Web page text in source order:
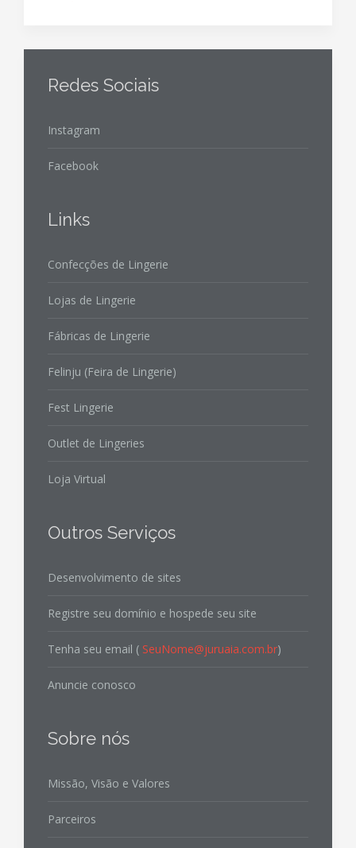
Redes Sociais
Instagram
Facebook
Links
Confecções de Lingerie
Lojas de Lingerie
Fábricas de Lingerie
Felinju (Feira de Lingerie)
Fest Lingerie
Outlet de Lingeries
Loja Virtual
Outros Serviços
Desenvolvimento de sites
Registre seu domínio e hospede seu site
Tenha seu email ( SeuNome@juruaia.com.br)
Anuncie conosco
Sobre nós
Missão, Visão e Valores
Parceiros